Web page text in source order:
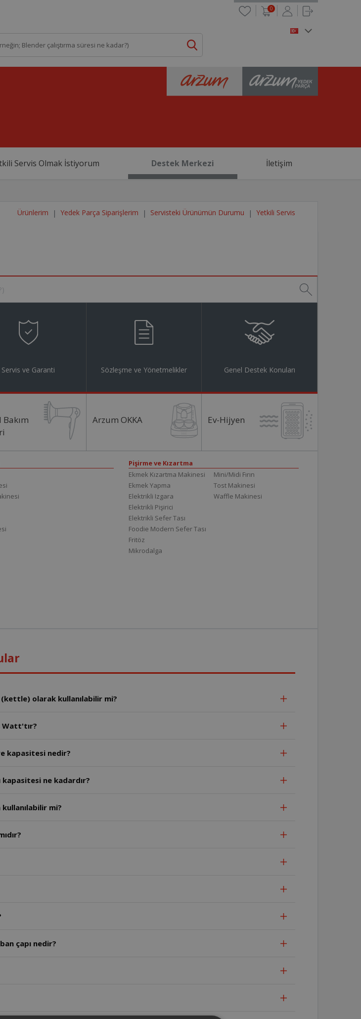
0
Servis Olmak İstiyorum Destek Merkezi İletişim
Ürünlerim Yedek Parça Siparişlerim Servisteki Ürünümün Durumu Yetkili Servis
Servis ve Garanti Sözleşme ve Yönetmelikler Genel Destek Konuları
Bakım
Arzum OKKA Ev-Hijyen
Pişirme ve Kızartma
Ekmek Kızartma Makinesi
Ekmek Yapma
Elektrikli Izgara
Elektrikli Pişirici
Elektrikli Sefer Tası
Foodie Modern Sefer Tası
Fritöz
Mikrodalga
Mini/Midi Fırın
Tost Makinesi
Waffle Makinesi
(kettle) olarak kullanılabilir mi?
Watt'tır?
kapasitesi nedir?
kapasitesi ne kadardır?
kullanılabilir mi?
çapı nedir?